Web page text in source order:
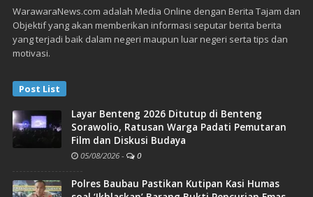
WarawaraNews.com adalah Media Online dengan Berita Tajam dan
Objektif yang akan memberikan informasi seputar berita berita
yang terjadi baik dalam negeri maupun luar negeri serta tips dan
motivasi.
Post List
Layar Benteng 2026 Ditutup di Benteng
Sorawolio, Ratusan Warga Padati Pemutaran
Film dan Diskusi Budaya
05/08/2026 - 0
Polres Baubau Pastikan Kutipan Kasi Humas